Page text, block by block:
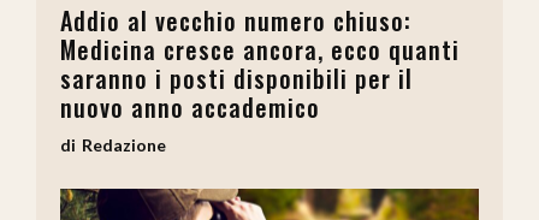
Addio al vecchio numero chiuso:
Medicina cresce ancora, ecco quanti
saranno i posti disponibili per il
nuovo anno accademico
Redazione